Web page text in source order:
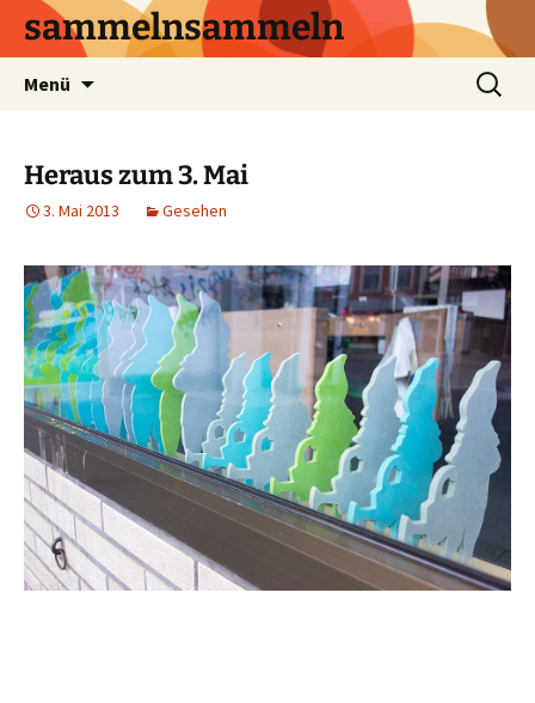
sammelnsammeln
Menü
Suchen
nach:
Heraus zum 3. Mai
3. Mai 2013 Gesehen